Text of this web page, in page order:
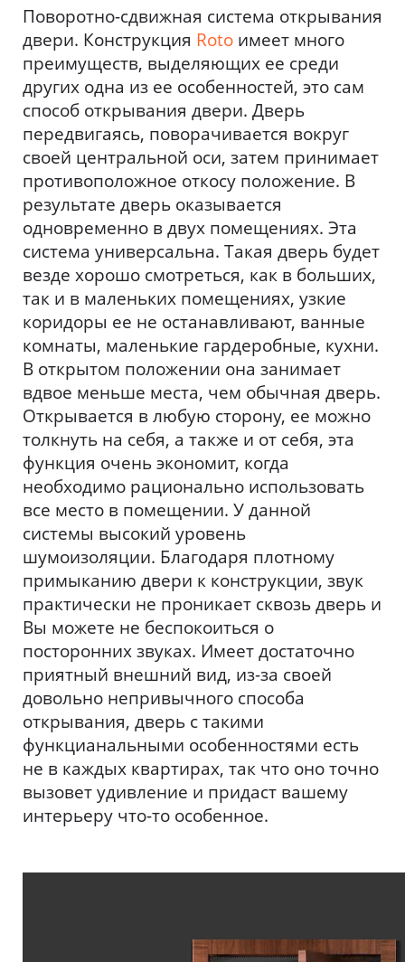
Поворотно-сдвижная система открывания
двери. Конструкция Roto имеет много
преимуществ, выделяющих ее среди
других одна из ее особенностей, это сам
способ открывания двери. Дверь
передвигаясь, поворачивается вокруг
своей центральной оси, затем принимает
противоположное откосу положение. В
результате дверь оказывается
одновременно в двух помещениях. Эта
система универсальна. Такая дверь будет
везде хорошо смотреться, как в больших,
так и в маленьких помещениях, узкие
коридоры ее не останавливают, ванные
комнаты, маленькие гардеробные, кухни.
В открытом положении она занимает
вдвое меньше места, чем обычная дверь.
Открывается в любую сторону, ее можно
толкнуть на себя, а также и от себя, эта
функция очень экономит, когда
необходимо рационально использовать
все место в помещении. У данной
системы высокий уровень
шумоизоляции. Благодаря плотному
примыканию двери к конструкции, звук
практически не проникает сквозь дверь и
Вы можете не беспокоиться о
посторонних звуках. Имеет достаточно
приятный внешний вид, из-за своей
довольно непривычного способа
открывания, дверь с такими
функцианальными особенностями есть
не в каждых квартирах, так что оно точно
вызовет удивление и придаст вашему
интерьеру что-то особенное.